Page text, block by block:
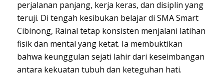
perjalanan panjang, kerja keras, dan disiplin yang
teruji. Di tengah kesibukan belajar di SMA Smart
Cibinong, Rainal tetap konsisten menjalani latihan
fisik dan mental yang ketat. Ia membuktikan
bahwa keunggulan sejati lahir dari keseimbangan
antara kekuatan tubuh dan keteguhan hati.